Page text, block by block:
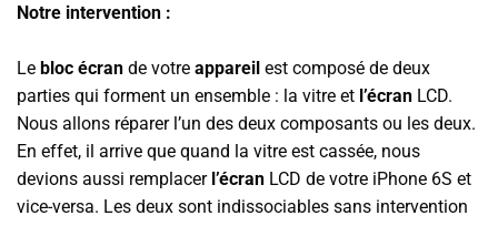
Notre intervention :
Le bloc écran de votre appareil est composé de deux
parties qui forment un ensemble : la vitre et l’écran LCD.
Nous allons réparer l’un des deux composants ou les deux.
En effet, il arrive que quand la vitre est cassée, nous
devions aussi remplacer l’écran LCD de votre iPhone 6S et
vice-versa. Les deux sont indissociables sans intervention